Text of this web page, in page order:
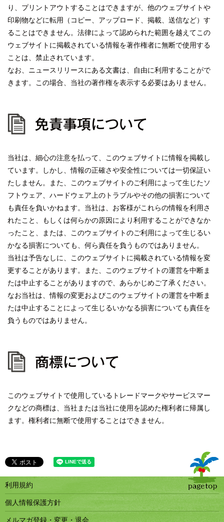
り、プリントアウトすることはできますが、他のウェブサイトや
印刷物などに転用（コピー、アップロード、掲載、送信など）す
ることはできません。法律によって認められた範囲を越えてこの
ウェブサイトに掲載されている情報を著作権者に無断で使用する
ことは、禁止されています。
なお、ニュースリリースにある文書は、自由に利用することがで
きます。この場合、当社の著作権を表示する必要はありません。
免責事項について
当社は、細心の注意を払って、このウェブサイトに情報を掲載し
ています。しかし、情報の正確さや安全性については一切保証い
たしません。また、このウェブサイトのご利用によって生じたソ
フトウェア、ハードウェア上のトラブルやその他の損害について
も責任を負いかねます。当社は、お客様がこれらの情報を利用さ
れたこと、もしくは何らかの原因により利用することができなか
ったこと、または、このウェブサイトのご利用によって生じるい
かなる損害についても、何ら責任を負うものではありません。
当社は予告なしに、このウェブサイトに掲載されている情報を変
更することがあります。また、このウェブサイトの運営を中断ま
たは中止することがありますので、あらかじめご了承ください。
なお当社は、情報の変更およびこのウェブサイトの運営を中断ま
たは中止することによって生じるいかなる損害についても責任を
負うものではありません。
商標について
このウェブサイトで使用しているトレードマークやサービスマー
クなどの商標は、当社または当社に使用を認めた権利者に帰属し
ます。権利者に無断で使用することはできません。
利用規約
個人情報保護方針
メルマガ登録・変更・退会